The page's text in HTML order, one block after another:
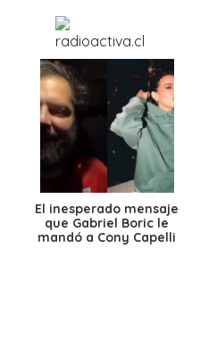
El inesperado mensaje
que Gabriel Boric le
mandó a Cony Capelli